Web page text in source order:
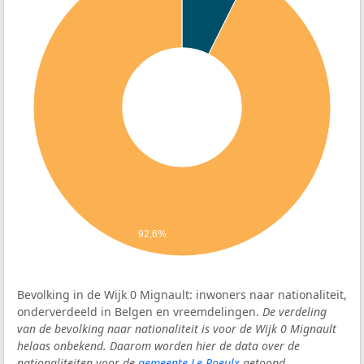
92,6%
Bevolking in de Wijk 0 Mignault: inwoners naar nationaliteit,
onderverdeeld in Belgen en vreemdelingen. De verdeling
van de bevolking naar nationaliteit is voor de Wijk 0 Mignault
helaas onbekend. Daarom worden hier de data over de